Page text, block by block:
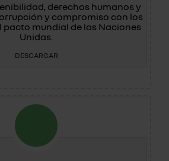
derechos humanos y
y compromiso con los
pacto mundial de las Naciones
Unidas.
DESCARGAR